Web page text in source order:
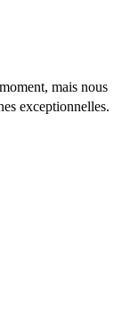
mais nous
exceptionnelles.